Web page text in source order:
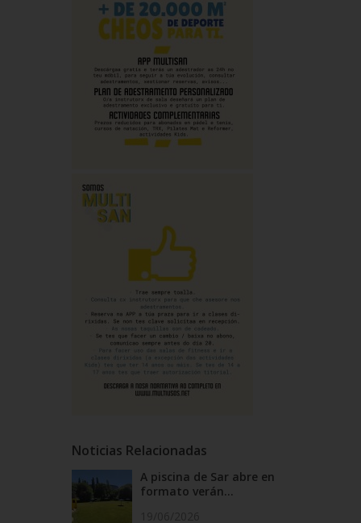
Noticias Relacionadas
A piscina de Sar abre en
formato verán...